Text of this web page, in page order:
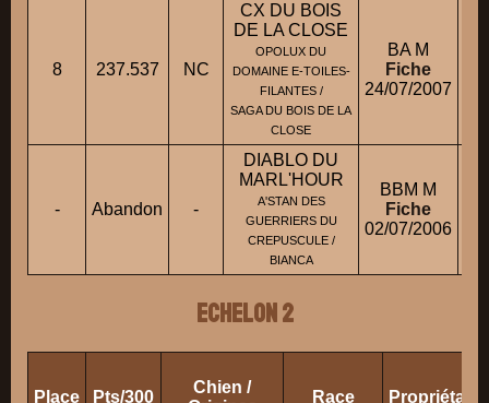
8 237.537 NC
CX DU BOIS
DE LA CLOSE
OPOLUX DU
DOMAINE E-TOILES-
FILANTES /
SAGA DU BOIS DE LA
CLOSE
BA M
Fiche
24/07/2007
- Abandon -
DIABLO DU
MARL'HOUR
A'STAN DES
GUERRIERS DU
CREPUSCULE /
BIANCA
BBM M
Fiche
02/07/2006
ECHELON 2
Place Pts/300
Chien /
Race